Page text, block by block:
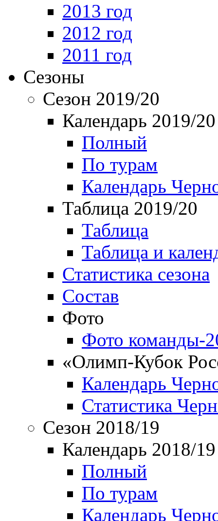
2013 год
2012 год
2011 год
Сезоны
Сезон 2019/20
Календарь 2019/20
Полный
По турам
Календарь
Таблица 2019/20
Таблица
Таблица и
Статистика сезона
Состав
Фото
Фото команды-
«Олимп-Кубок
Календарь
Статистика
Сезон 2018/19
Календарь 2018/19
Полный
По турам
Календарь